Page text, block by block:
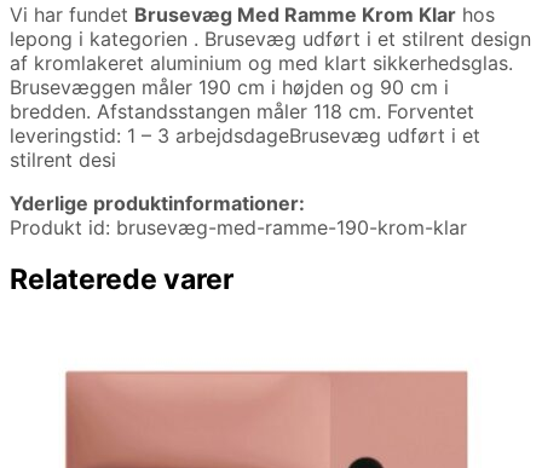
Vi har fundet Brusevæg Med Ramme Krom Klar hos
lepong i kategorien . Brusevæg udført i et stilrent design
af kromlakeret aluminium og med klart sikkerhedsglas.
Brusevæggen måler 190 cm i højden og 90 cm i
bredden. Afstandsstangen måler 118 cm. Forventet
leveringstid: 1 – 3 arbejdsdageBrusevæg udført i et
stilrent desi
Yderlige produktinformationer:
Produkt id: brusevæg-med-ramme-190-krom-klar
Relaterede varer